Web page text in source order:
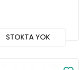
STOKTA YOK